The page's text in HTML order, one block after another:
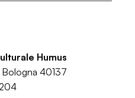
Humus
40137